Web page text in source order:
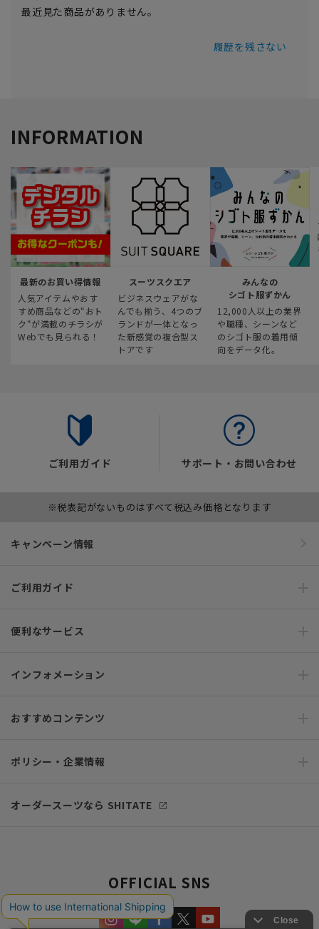
最近見た商品がありません。
履歴を残さない
INFORMATION
最新のお買い得情報
人気アイテムやおす
すめ商品などの“おト
ク“が満載のチラシが
Webでも見られる！
スーツスクエア
ビジネスウェアがな
んでも揃う、4つのブ
ランドが一体となっ
た新感覚の複合型ス
トアです
みんなの
シゴト服ずかん
12,000人以上の業界
や職種、シーンなど
のシゴト服の着用傾
向をデータ化。
ご利用ガイド サポート・お問い合わせ
※税表記がないものはすべて税込み価格となります
キャンペーン情報
ご利用ガイド
便利なサービス
インフォメーション
おすすめコンテンツ
ポリシー・企業情報
オーダースーツなら SHITATE
OFFICIAL SNS